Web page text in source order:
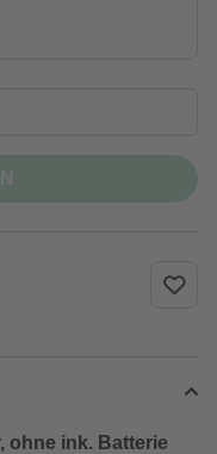
ohne ink. Batterie